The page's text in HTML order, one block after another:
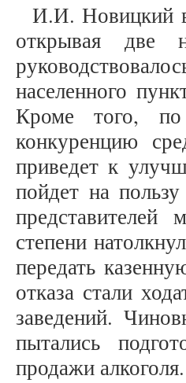
И.И. Новицкий
открывая две
населенного
Кроме того,
конкуренцию
приведет к
пойдет на
представителей
степени
передать
отказа стали
заведений.
пытались
продажи алкоголя.